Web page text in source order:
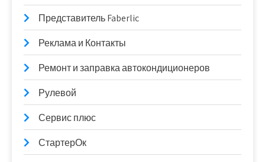
Представитель Faberlic
Реклама и Контакты
Ремонт и заправка автокондиционеров
Рулевой
Сервис плюс
СтартерОк